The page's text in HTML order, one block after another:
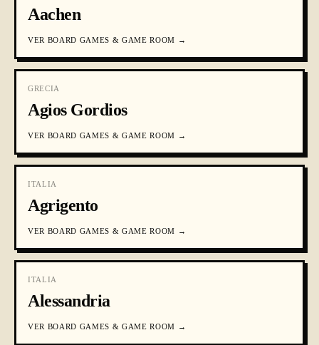
Aachen
VER BOARD GAMES & GAME ROOM →
GRECIA
Agios Gordios
VER BOARD GAMES & GAME ROOM →
ITALIA
Agrigento
VER BOARD GAMES & GAME ROOM →
ITALIA
Alessandria
VER BOARD GAMES & GAME ROOM →